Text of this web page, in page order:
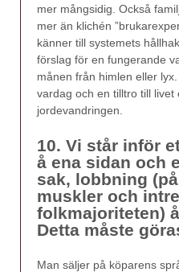
mer mångsidig. Också
mer än klichén
känner till systemets
förslag för en fungerande
månen från himlen eller
vardag och en tilltro till livet
jordevandringen.
10. Vi står inför
å ena sidan och
sak, lobbning
muskler och
folkmajoriteten)
Detta måste
Man säljer på köparens